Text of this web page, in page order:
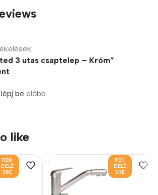
3 utas csaptelep – Króm”
lépj be előbb.
like
REN
DELÉ
SRE
REN
DELÉ
SRE